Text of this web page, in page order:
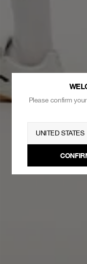
Please confirm
UNITED STATES